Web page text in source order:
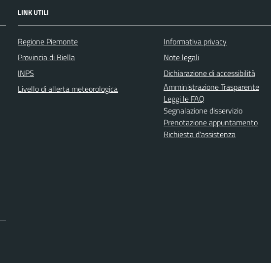
LINK UTILI
Regione Piemonte
Provincia di Biella
INPS
Livello di allerta meteorologica
Informativa privacy
Note legali
Dichiarazione di accessibilità
Amministrazione Trasparente
Leggi le FAQ
Segnalazione disservizio
Prenotazione appuntamento
Richiesta d'assistenza